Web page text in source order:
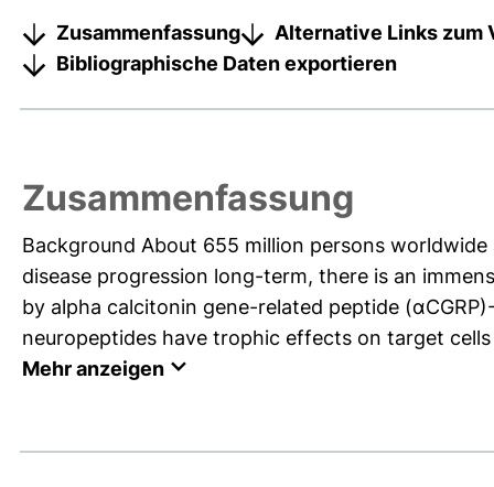
Zusammenfassung
Alternative Links zum
Bibliographische Daten exportieren
Zusammenfassung
Background About 655 million persons
disease progression long-term, there is an
by alpha calcitonin gene-related peptide
neuropeptides have trophic effects on target
Mehr anzeigen